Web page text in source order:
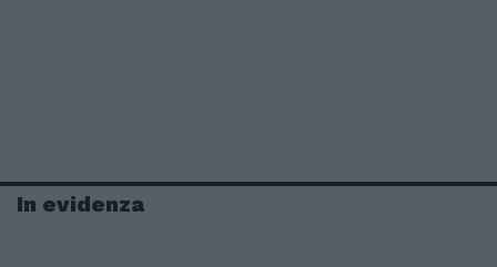
In evidenza